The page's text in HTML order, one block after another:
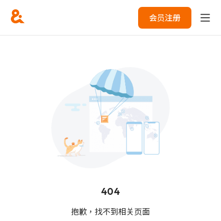
会员注册
404
抱歉，找不到相关页面